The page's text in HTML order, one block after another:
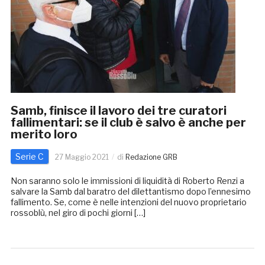
Samb, finisce il lavoro dei tre curatori
fallimentari: se il club è salvo è anche per
merito loro
Serie C 27 Maggio 2021 di Redazione GRB
Non saranno solo le immissioni di liquidità di Roberto Renzi a
salvare la Samb dal baratro del dilettantismo dopo l’ennesimo
fallimento. Se, come è nelle intenzioni del nuovo proprietario
rossoblù, nel giro di pochi giorni […]